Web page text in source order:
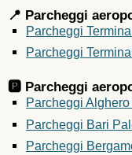
📍 Parcheggi
Parcheggi
Parcheggi
🅿️ Parcheggi
Parcheggi
Parcheggi Bari
Parcheggi